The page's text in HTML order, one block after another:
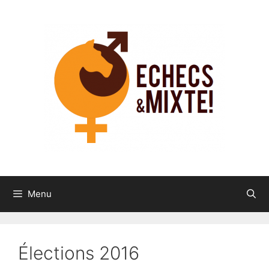
Menu
Élections 2016